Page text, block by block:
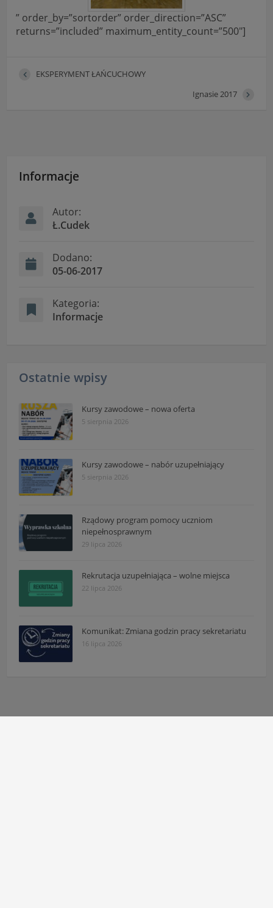
” order_by=”sortorder” order_direction=”ASC”
returns=”included” maximum_entity_count=”500″]
EKSPERYMENT ŁAŃCUCHOWY
Ignasie 2017
Informacje
Autor:
Ł.Cudek
Dodano:
05-06-2017
Kategoria:
Informacje
Ostatnie wpisy
Kursy zawodowe – nowa oferta
5 sierpnia 2026
Kursy zawodowe – nabór uzupełniający
5 sierpnia 2026
Rządowy program pomocy uczniom
niepełnosprawnym
29 lipca 2026
Rekrutacja uzupełniająca – wolne miejsca
22 lipca 2026
Komunikat: Zmiana godzin pracy sekretariatu
16 lipca 2026